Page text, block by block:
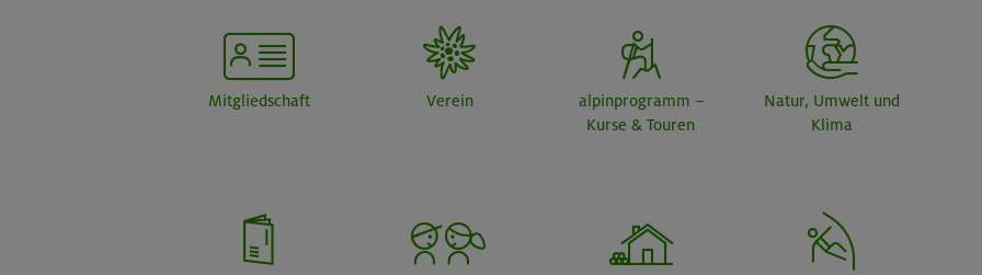
Mitgliedschaft Verein
alpinprogramm –
Kurse & Touren
Natur, Umwelt und
Klima